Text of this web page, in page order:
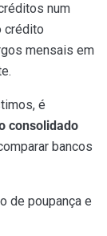
num
crédito
mensais em
é
consolidado
bancos
de poupança e